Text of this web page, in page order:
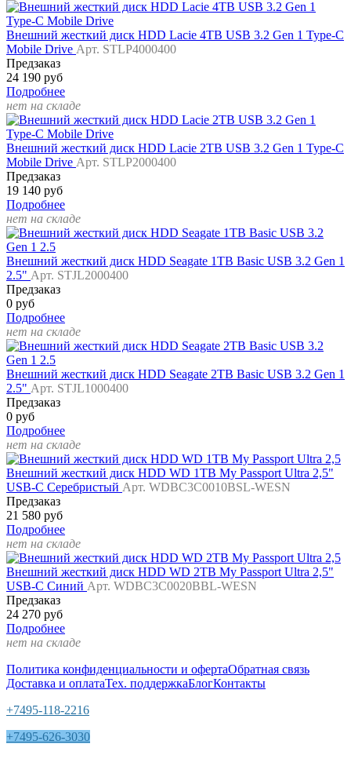
Внешний жесткий диск HDD Lacie 4TB USB 3.2 Gen 1 Type-C
Mobile Drive Арт. STLP4000400
Предзаказ
24 190 руб
Подробнее
нет на складе
Внешний жесткий диск HDD Lacie 2TB USB 3.2 Gen 1 Type-C
Mobile Drive Арт. STLP2000400
Предзаказ
19 140 руб
Подробнее
нет на складе
Внешний жесткий диск HDD Seagate 1TB Basic USB 3.2 Gen 1
2.5" Арт. STJL2000400
Предзаказ
0 руб
Подробнее
нет на складе
Внешний жесткий диск HDD Seagate 2TB Basic USB 3.2 Gen 1
2.5" Арт. STJL1000400
Предзаказ
0 руб
Подробнее
нет на складе
Внешний жесткий диск HDD WD 1TB My Passport Ultra 2,5"
USB-C Серебристый Арт. WDBC3C0010BSL-WESN
Предзаказ
21 580 руб
Подробнее
нет на складе
Внешний жесткий диск HDD WD 2TB My Passport Ultra 2,5"
USB-C Синий Арт. WDBC3C0020BBL-WESN
Предзаказ
24 270 руб
Подробнее
нет на складе
Политика конфиденциальности и офертаОбратная связь
Доставка и оплатаТех. поддержкаБлогКонтакты
+7495-118-2216
+7495-626-3030